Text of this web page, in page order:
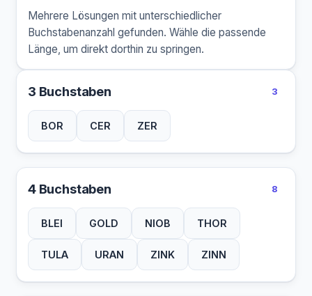
Mehrere Lösungen mit unterschiedlicher
Buchstabenanzahl gefunden. Wähle die passende
Länge, um direkt dorthin zu springen.
3 Buchstaben 3
BOR CER ZER
4 Buchstaben 8
BLEI GOLD NIOB THOR
TULA URAN ZINK ZINN